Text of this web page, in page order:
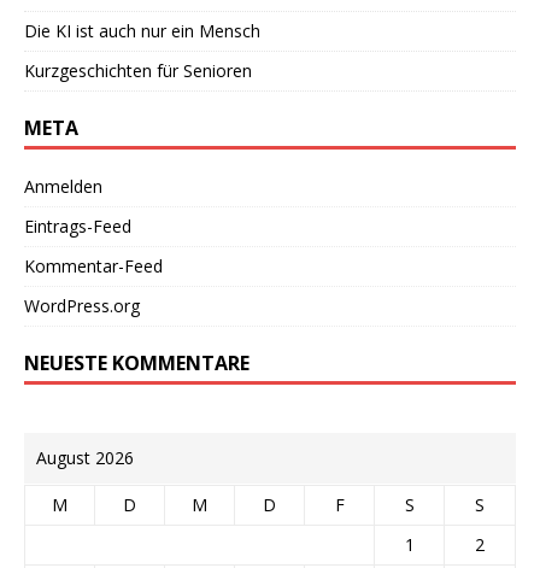
Die KI ist auch nur ein Mensch
Kurzgeschichten für Senioren
META
Anmelden
Eintrags-Feed
Kommentar-Feed
WordPress.org
NEUESTE KOMMENTARE
August 2026
M D M D F S
S
1
2